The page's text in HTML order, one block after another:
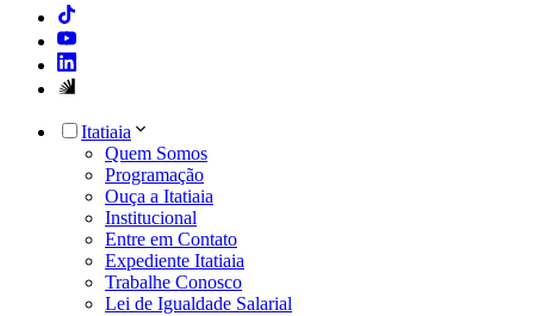
Itatiaia
Quem Somos
Programação
Ouça a Itatiaia
Institucional
Entre em Contato
Expediente Itatiaia
Trabalhe Conosco
Lei de Igualdade Salarial